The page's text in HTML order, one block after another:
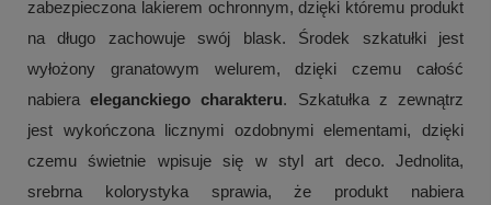
zabezpieczona lakierem ochronnym, dzięki któremu produkt
na długo zachowuje swój blask. Środek szkatułki jest
wyłożony granatowym welurem, dzięki czemu całość
nabieraeleganckiego charakteru. Szkatułka z zewnątrz
jest wykończona licznymi ozdobnymi elementami, dzięki
czemu świetnie wpisuje się w styl art deco. Jednolita,
srebrna kolorystyka sprawia, że produkt nabiera